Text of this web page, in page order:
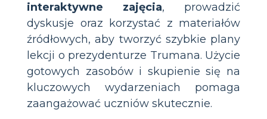
interaktywne zajęcia, prowadzić
dyskusje oraz korzystać z materiałów
źródłowych, aby tworzyć szybkie plany
lekcji o prezydenturze Trumana. Użycie
gotowych zasobów i skupienie się na
kluczowych wydarzeniach pomaga
zaangażować uczniów skutecznie.